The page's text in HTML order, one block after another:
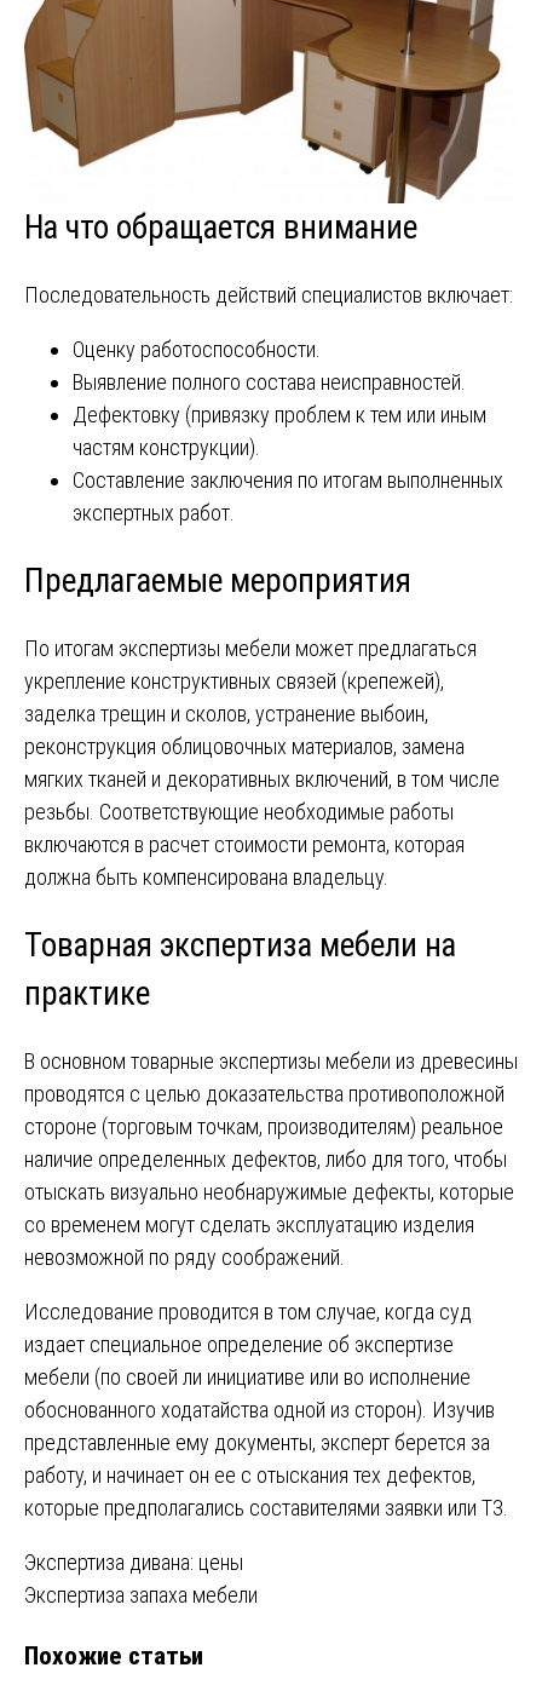
На что обращается внимание
Последовательность действий специалистов включает:
Оценку работоспособности.
Выявление полного состава неисправностей.
Дефектовку (привязку проблем к тем или иным
частям конструкции).
Составление заключения по итогам выполненных
экспертных работ.
Предлагаемые мероприятия
По итогам экспертизы мебели может предлагаться
укрепление конструктивных связей (крепежей),
заделка трещин и сколов, устранение выбоин,
реконструкция облицовочных материалов, замена
мягких тканей и декоративных включений, в том числе
резьбы. Соответствующие необходимые работы
включаются в расчет стоимости ремонта, которая
должна быть компенсирована владельцу.
Товарная экспертиза мебели на
практике
В основном товарные экспертизы мебели из древесины
проводятся с целью доказательства противоположной
стороне (торговым точкам, производителям) реальное
наличие определенных дефектов, либо для того, чтобы
отыскать визуально необнаружимые дефекты, которые
со временем могут сделать эксплуатацию изделия
невозможной по ряду соображений.
Исследование проводится в том случае, когда суд
издает специальное определение об экспертизе
мебели (по своей ли инициативе или во исполнение
обоснованного ходатайства одной из сторон). Изучив
представленные ему документы, эксперт берется за
работу, и начинает он ее с отыскания тех дефектов,
которые предполагались составителями заявки или ТЗ.
Навигация
записям
Экспертиза дивана: цены
Экспертиза запаха мебели
Похожие статьи